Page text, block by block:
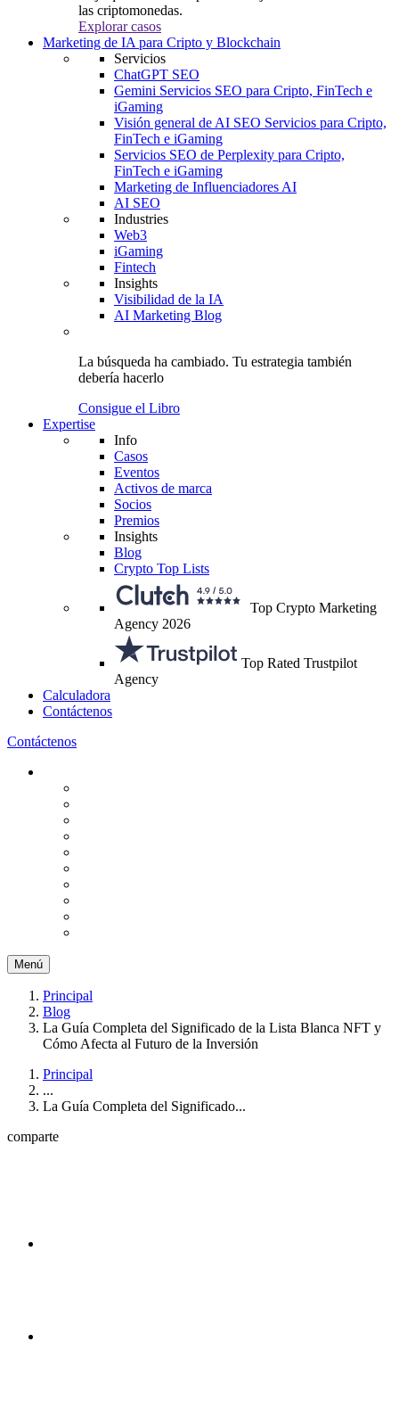
las criptomonedas.
Explorar casos
Marketing de IA para Cripto y Blockchain
Servicios
ChatGPT SEO
Gemini Servicios SEO para Cripto, FinTech e
iGaming
Visión general de AI SEO Servicios para Cripto,
FinTech e iGaming
Servicios SEO de Perplexity para Cripto,
FinTech e iGaming
Marketing de Influenciadores AI
AI SEO
Industries
Web3
iGaming
Fintech
Insights
Visibilidad de la IA
AI Marketing Blog
La búsqueda ha cambiado. Tu estrategia también
debería hacerlo
Consigue el Libro
Expertise
Info
Casos
Eventos
Activos de marca
Socios
Premios
Insights
Blog
Crypto Top Lists
Top Crypto Marketing
Agency 2026
Top Rated Trustpilot
Agency
Calculadora
Contáctenos
Contáctenos
Menú
Principal
Blog
La Guía Completa del Significado de la Lista Blanca NFT y
Cómo Afecta al Futuro de la Inversión
Principal
...
La Guía Completa del Significado...
comparte